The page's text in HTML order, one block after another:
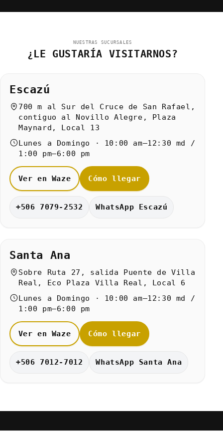
NUESTRAS SUCURSALES
¿LE GUSTARÍA VISITARNOS?
Escazú
700 m al Sur del Cruce de San Rafael,
contiguo al Novillo Alegre, Plaza
Maynard, Local 13
Lunes a Domingo · 10:00 am–12:30 md /
1:00 pm–6:00 pm
Ver en Waze Cómo llegar
+506 7079-2532 WhatsApp Escazú
Santa Ana
Sobre Ruta 27, salida Puente de Villa
Real, Eco Plaza Villa Real, Local 6
Lunes a Domingo · 10:00 am–12:30 md /
1:00 pm–6:00 pm
Ver en Waze Cómo llegar
+506 7012-7012 WhatsApp Santa Ana